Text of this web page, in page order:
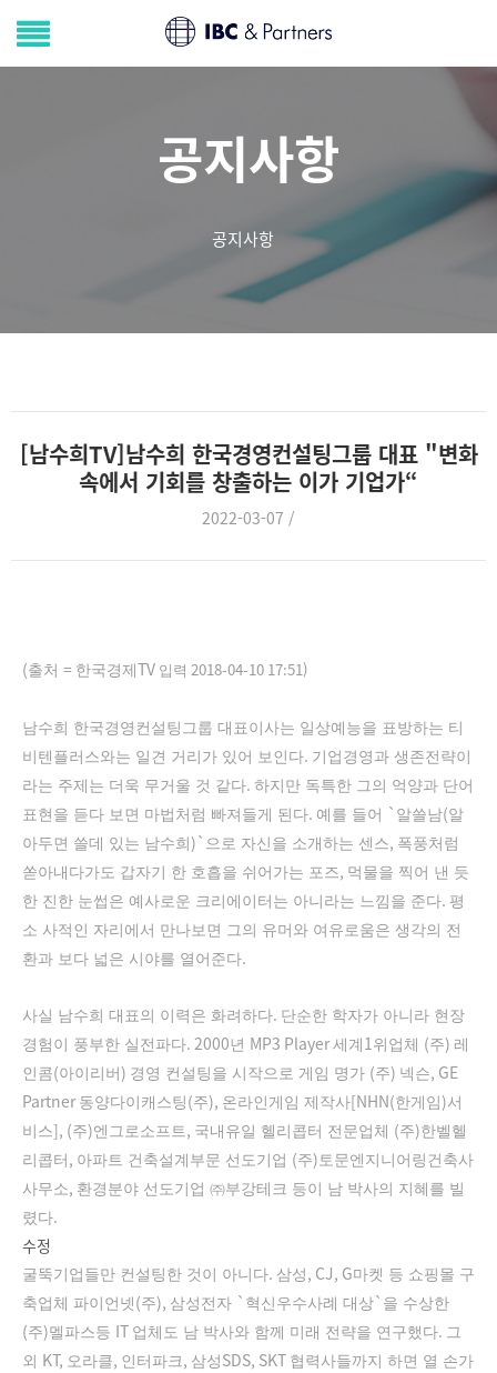
공지사항
공지사항
[남수희TV]남수희 한국경영컨설팅그룹 대표 "변화
속에서 기회를 창출하는 이가 기업가“
2022-03-07 /
(출처 = 한국경제 TV 입력 2018-04-10 17:51)
남수희 한국경영컨설팅그룹 대표이사는 일상예능을 표방하는 티
비텐플러스와는 일견 거리가 있어 보인다. 기업경영과 생존전략이
라는 주제는 더욱 무거울 것 같다. 하지만 독특한 그의 억양과 단어
표현을 듣다 보면 마법처럼 빠져들게 된다. 예를 들어 ` 알쓸남(알
아두면 쓸데 있는 남수희 )` 으로 자신을 소개하는 센스, 폭풍처럼
쏟아내다가도 갑자기 한 호흡을 쉬어가는 포즈, 먹물을 찍어 낸 듯
한 진한 눈썹은 예사로운 크리에이터는 아니라는 느낌을 준다. 평
소 사적인 자리에서 만나보면 그의 유머와 여유로움은 생각의 전
환과 보다 넓은 시야를 열어준다.
사실 남수희 대표의 이력은 화려하다. 단순한 학자가 아니라 현장
경험이 풍부한 실전파다. 2000년 MP3 Player세계 1위업체 (주) 레
인콤(아이리버 ) 경영 컨설팅을 시작으로 게임 명가 (주) 넥슨, GE
Partner 동양다이캐스팅 (주), 온라인게임 제작사[NHN(한게임)서
비스], (주)엔그로소프트, 국내유일 헬리콥터 전문업체 (주)한벨헬
리콥터 , 아파트 건축설계부문 선도기업 (주)토문엔지니어링건축사
사무소, 환경분야 선도기업 ㈜부강테크 등이 남 박사의 지혜를 빌
렸다.
수정
굴뚝기업들만 컨설팅한 것이 아니다. 삼성 , CJ, G마켓 등 쇼핑몰 구
축업체 파이언넷 (주), 삼성전자 ` 혁신우수사례 대상` 을 수상한
(주)멜파스등 IT 업체도 남 박사와 함께 미래 전략을 연구했다. 그
외 KT, 오라클, 인터파크, 삼성 SDS, SKT 협력사들까지 하면 열 손가